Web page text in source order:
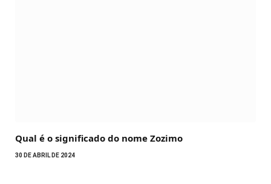
Qual é o significado do nome Zozimo
30 DE ABRIL DE 2024